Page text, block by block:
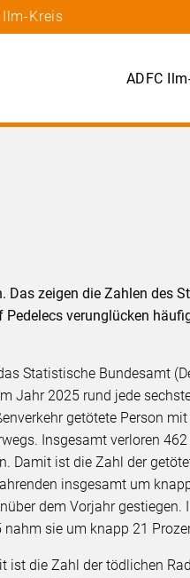
Kreis
ADFC
Das zeigen die Zahlen des
verunglücken
Statistische Bundesamt
Jahr 2025 rund jede
getötete Person
Insgesamt verloren
Damit ist die Zahl der
insgesamt um
dem Vorjahr gestiegen.
nahm sie um knapp 21
ist die Zahl der tödlichen